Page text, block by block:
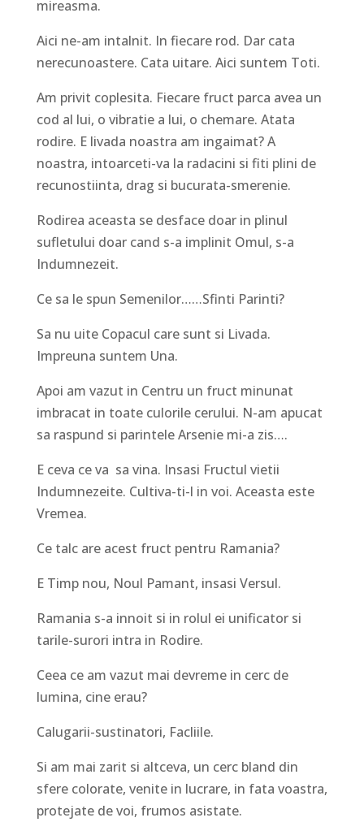
mireasma.
Aici ne-am intalnit. In fiecare rod. Dar cata
nerecunoastere. Cata uitare. Aici suntem Toti.
Am privit coplesita. Fiecare fruct parca avea un
cod al lui, o vibratie a lui, o chemare. Atata
rodire. E livada noastra am ingaimat? A
noastra, intoarceti-va la radacini si fiti plini de
recunostiinta, drag si bucurata-smerenie.
Rodirea aceasta se desface doar in plinul
sufletului doar cand s-a implinit Omul, s-a
Indumnezeit.
Ce sa le spun Semenilor……Sfinti Parinti?
Sa nu uite Copacul care sunt si Livada.
Impreuna suntem Una.
Apoi am vazut in Centru un fruct minunat
imbracat in toate culorile cerului. N-am apucat
sa raspund si parintele Arsenie mi-a zis….
E ceva ce va sa vina. Insasi Fructul vietii
Indumnezeite. Cultiva-ti-l in voi. Aceasta este
Vremea.
Ce talc are acest fruct pentru Ramania?
E Timp nou, Noul Pamant, insasi Versul.
Ramania s-a innoit si in rolul ei unificator si
tarile-surori intra in Rodire.
Ceea ce am vazut mai devreme in cerc de
lumina, cine erau?
Calugarii-sustinatori, Facliile.
Si am mai zarit si altceva, un cerc bland din
sfere colorate, venite in lucrare, in fata voastra,
protejate de voi, frumos asistate.